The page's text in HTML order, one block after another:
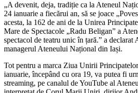
„A devenit, deja, tradiție ca la Ateneul
24 ianuarie a fiecărui an, să se joace
acesta, la 162 de ani de la Unirea
Mare de Spectacole „Radu Beligan” a
spectacol de teatru unic în țară.” a declarat
managerul Ateneului Național din Iași.
Tot pentru a marca Ziua Unirii
ianuarie, începând cu ora 19, va putea fi
streaming, pe canalul de YouTube al